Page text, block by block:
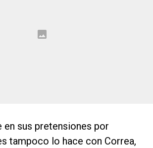
en sus pretensiones por
tampoco lo hace con Correa,